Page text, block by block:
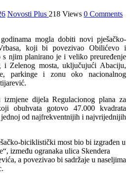
Novosti Plus 218 Views 0 Comments
mogla dobiti novi pješačko-
koji bi povezivao Obilićevo i
njim planirano je i veliko preuređenje
i Zelenog mosta, uključujući Abaciju,
parkinge i zonu oko nacionalnog
dijela Regulacionog plana za
obuhvata gotovo 47.000 kvadrata
od najfrekventnijih i najvrijednijih
biciklistički most bio bi izgrađen u
između ogranaka ulica Skendera
a povezivao bi sadržaje u naseljima